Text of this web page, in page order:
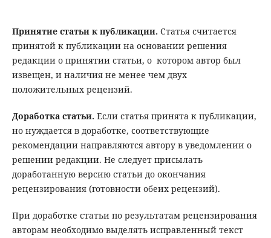
Принятие статьи к публикации. Статья считается
принятой к публикации на основании решения
редакции о принятии статьи, о котором автор был
извещен, и наличия не менее чем двух
положительных рецензий.
Доработка статьи. Если статья принята к публикации,
но нуждается в доработке, соответствующие
рекомендации направляются автору в уведомлении о
решении редакции. Не следует присылать
доработанную версию статьи до окончания
рецензирования (готовности обеих рецензий).
При доработке статьи по результатам рецензирования
авторам необходимо выделять исправленный текст